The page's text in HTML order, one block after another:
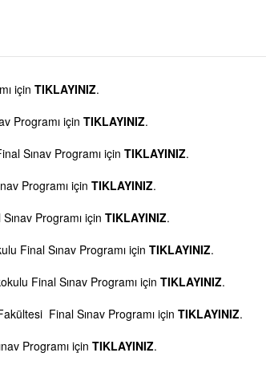
için TIKLAYINIZ.
Programı için TIKLAYINIZ.
Sınav Programı için TIKLAYINIZ.
Programı için TIKLAYINIZ.
Programı için TIKLAYINIZ.
Final Sınav Programı için TIKLAYINIZ.
Final Sınav Programı için TIKLAYINIZ.
Final Sınav Programı için TIKLAYINIZ.
Programı için TIKLAYINIZ.